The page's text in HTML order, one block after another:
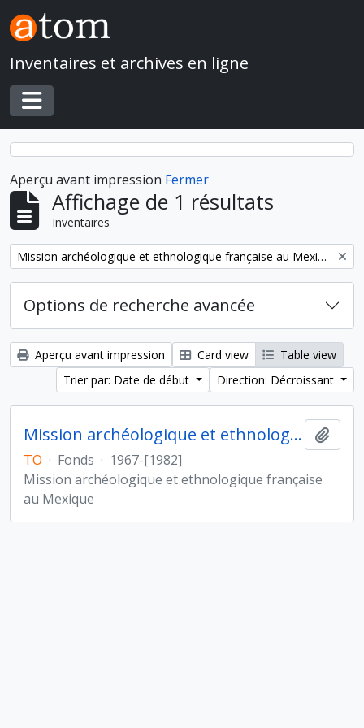
Skip to main content
Inventaires et archives en ligne
Toggle navigation
Aperçu avant impression Fermer
Affichage de 1 résultats
Inventaires
Remove filter: Mission archéologique et ethnologique française au Mexique
Options de recherche avancée
Aperçu avant impression Card view
Table view
Trier par: Date de début
Direction: Décroissant
Mission archéologique et ethnologique française au Mexique
TO · Fonds · 1967-[1982]
Mission archéologique et ethnologique française
au Mexique